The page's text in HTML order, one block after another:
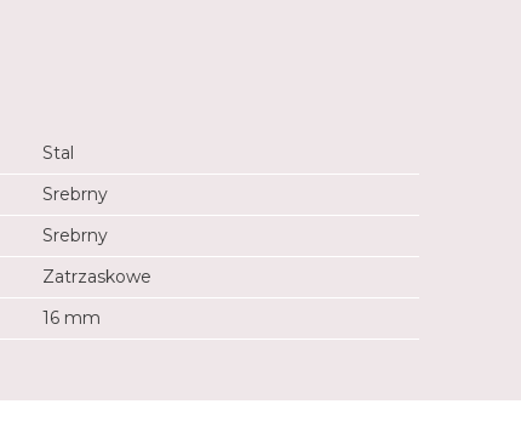
Stal
Srebrny
Srebrny
Zatrzaskowe
16 mm